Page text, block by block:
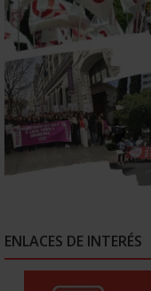
ENLACES DE INTERÉS